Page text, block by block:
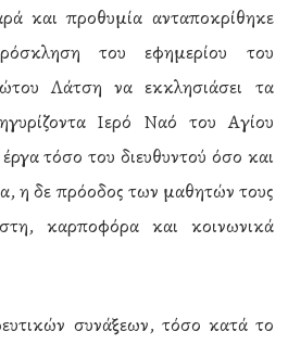
και προθυμία ανταποκρίθηκε
του εφημερίου του
Λάτση να εκκλησιάσει τα
Ιερό Ναό του Αγίου
τόσο του διευθυντού όσο και
η δε πρόοδος των μαθητών τους
καρποφόρα και κοινωνικά
συνάξεων, τόσο κατά το